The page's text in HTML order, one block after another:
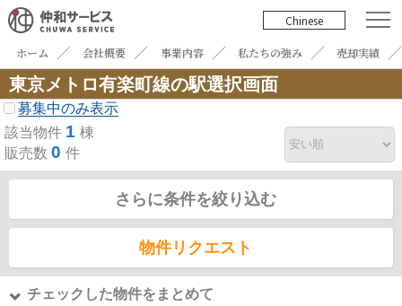
Chinese
ホーム 会社概要 事業内容 私たちの強み 売却実績
東京メトロ有楽町線の駅選択画面
募集中のみ表示
該当物件 1 棟
販売数 0 件
さらに条件を絞り込む
物件リクエスト
チェックした物件をまとめて